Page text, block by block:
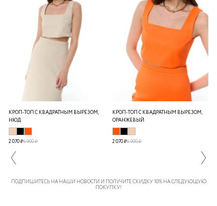
КРОП-ТОП С КВАДРАТНЫМ ВЫРЕЗОМ,
НЮД
2 070 ₽6 900 ₽
КРОП-ТОП С КВАДРАТНЫМ ВЫРЕЗОМ,
ОРАНЖЕВЫЙ
2 070 ₽6 900 ₽
ПОДПИШИТЕСЬ НА НАШИ НОВОСТИ И ПОЛУЧИТЕ СКИДКУ 10% НА СЛЕДУЮЩУЮ
ПОКУПКУ!